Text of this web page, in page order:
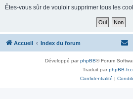
Êtes-vous sûr de vouloir supprimer tous les
Accueil Index du forum
Développé parphpBB® Forum
Traduit parphpBB-
Confidentialité |